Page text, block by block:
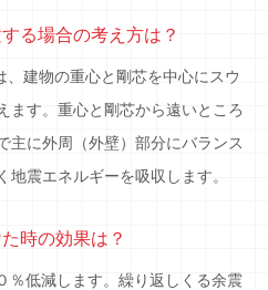
る場合の考え方は？
建物の重心と剛芯を中心にスウ
ます。重心と剛芯から遠いところ
主に外周（外壁）部分にバランス
地震エネルギーを吸収します。
時の効果は？
低減します。繰り返しくる余震